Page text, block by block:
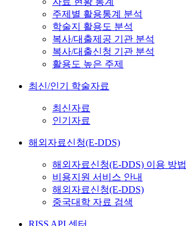
주제별 활용통계 분석
학술지 활용도 분석
복사/대출제공 기관 분석
복사/대출신청 기관 분석
활용도 높은 주제
최신/인기 학술자료
최신자료
인기자료
해외자료신청(E-DDS)
해외자료신청(E-DDS) 이용 방법
비용지원 서비스 안내
해외자료신청(E-DDS)
중국대학 자료 검색
RISS API 센터